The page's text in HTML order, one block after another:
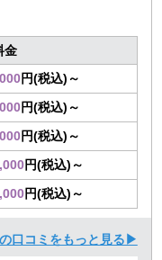
金
円(税込)～
円(税込)～
円(税込)～
円(税込)～
円(税込)～
口コミをもっと見る▶